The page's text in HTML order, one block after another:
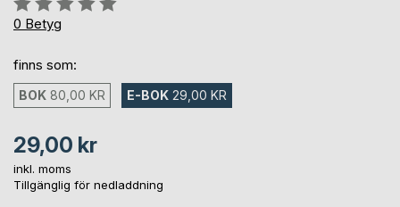
0%
0 Betyg
finns som:
BOK 80,00 KR E-BOK 29,00 KR
29,00 kr
inkl. moms
Tillgänglig för nedladdning